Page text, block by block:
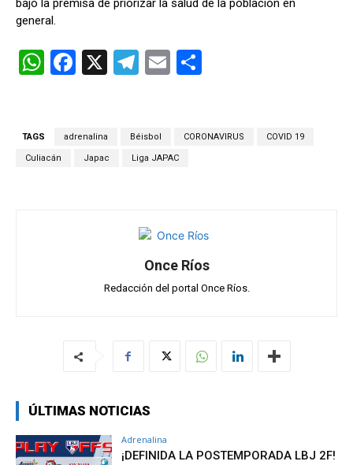
bajo la premisa de priorizar la salud de la población en
general.
W
A
F
b
o
X
T
gr
a
E
p
TAGS adrenalina Béisbol CORONAVIRUS COVID 19
Culiacán Japac Liga JAPAC
Once Ríos
Redacción del portal Once Ríos.
ÚLTIMAS NOTICIAS
Adrenalina
¡DEFINIDA LA POSTEMPORADA LBJ 2F!